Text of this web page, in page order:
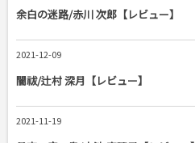
余白の迷路/赤川 次郎【レビュー】
2021-12-09
闇祓/辻村 深月【レビュー】
2021-11-19